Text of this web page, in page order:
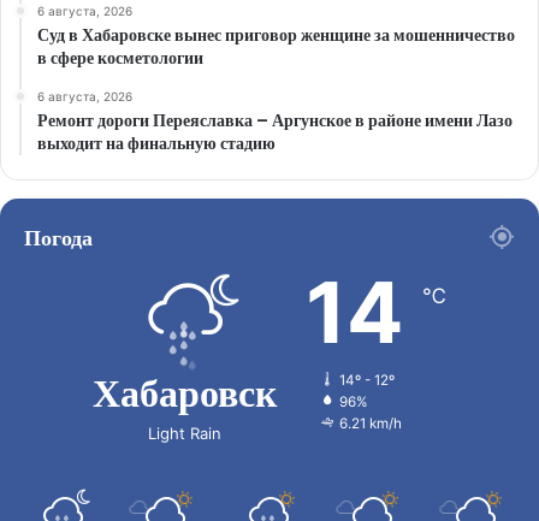
6 августа, 2026
Суд в Хабаровске вынес приговор женщине за мошенничество
в сфере косметологии
6 августа, 2026
Ремонт дороги Переяславка – Аргунское в районе имени Лазо
выходит на финальную стадию
Погода
Хабаровск
Light Rain
14 ℃
14º - 12º
96%
6.21 km/h